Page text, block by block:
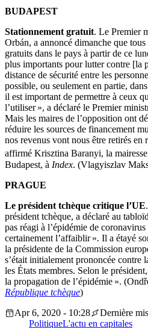
BUDAPEST
Stationnement gratuit. Le Premier
Orbán, a annoncé dimanche que
gratuits dans le pays à partir de ce
plus importants pour lutter contre [la
distance de sécurité entre les
possible, ou seulement en partie,
il est important de permettre à ceux
l’utiliser », a déclaré le Premier
Mais les maires de l’opposition ont
réduire les sources de financement
nos revenus vont nous être retirés en
affirmé Krisztina Baranyi, la
Budapest, à Index. (Vlagyiszlav
PRAGUE
Le président tchèque critique l’UE
président tchèque, a déclaré au
pas réagi à l’épidémie de
certainement l’affaiblir ». Il a étayé
la présidente de la Commission
s’était initialement prononcée contre
les États membres. Selon le
la propagation de l’épidémie ».
République tchèque)
Apr 6, 2020 - 10:28
Dernière
PolitiqueL'actu en capitales